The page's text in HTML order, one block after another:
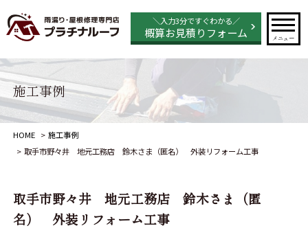
＼入力3分ですぐわかる／
概算お見積りフォーム メニュー
施工事例
HOME
施工事例
取手市野々井 地元工務店 鈴木さま（匿名） 外装リフォーム工事
取手市野々井 地元工務店 鈴木さま（匿
名） 外装リフォーム工事